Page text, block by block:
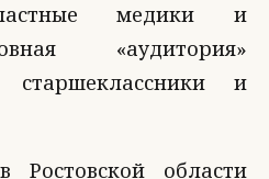
медики и
«аудитория»
и
области